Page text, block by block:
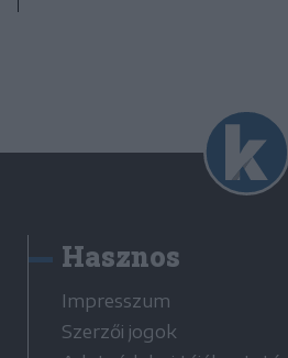
Hasznos
Impresszum
Szerzői jogok